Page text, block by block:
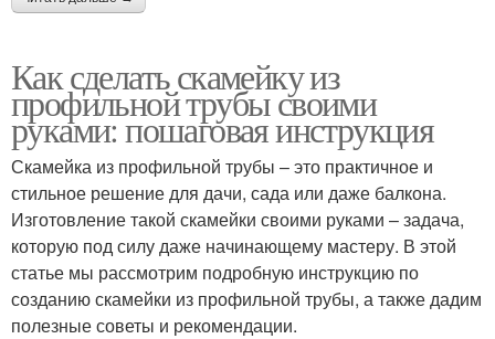
Как сделать скамейку из
профильной трубы своими
руками: пошаговая инструкция
Скамейка из профильной трубы – это практичное и
стильное решение для дачи, сада или даже балкона.
Изготовление такой скамейки своими руками – задача,
которую под силу даже начинающему мастеру. В этой
статье мы рассмотрим подробную инструкцию по
созданию скамейки из профильной трубы, а также дадим
полезные советы и рекомендации.